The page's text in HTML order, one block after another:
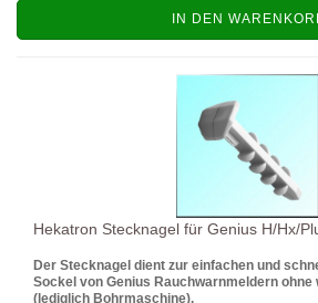
IN DEN
Hekatron Stecknagel für Genius H/Hx/
Der Stecknagel dient zur einfachen und
Sockel von Genius Rauchwarnmeldern ohne
(lediglich Bohrmaschine).